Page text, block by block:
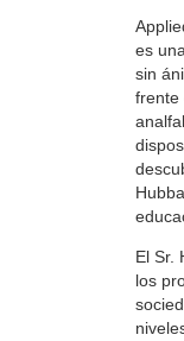
es
sin
frente
El Sr.
los